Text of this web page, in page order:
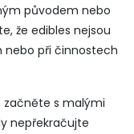
původem nebo
že edibles nejsou
nebo při činnostech
začněte s malými
nepřekračujte